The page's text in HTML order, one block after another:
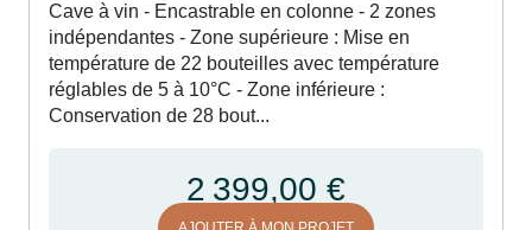
Cave à vin - Encastrable en colonne - 2 zones
indépendantes - Zone supérieure : Mise en
température de 22 bouteilles avec température
réglables de 5 à 10°C - Zone inférieure :
Conservation de 28 bout...
2 399,00 €